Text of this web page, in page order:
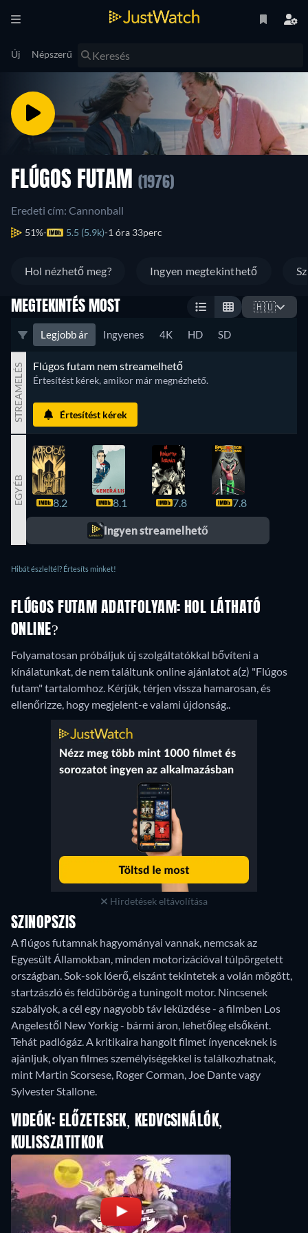
Új Népszerű
FLÚGOS FUTAM (1976)
Eredeti cím: Cannonball
51% 5.5 (5.9k) 1 óra 33perc
Hol nézhető meg? Ingyen megtekinthető
MEGTEKINTÉS MOST 🇭🇺
Legjobb ár Ingyenes 4K HD SD
STREAMELÉS Flúgos futam nem streamelhető
Értesítést kérek, amikor már megnézhető.
Értesítést kérek
EGYÉB 8.2 8.1 7.8 7.8
Ingyen streamelhető
Hibát észleltél? Értesíts minket!
FLÚGOS FUTAM ADATFOLYAM: HOL LÁTHATÓ
ONLINE?
Folyamatosan próbáljuk új szolgáltatókkal bővíteni a
kínálatunkat, de nem találtunk online ajánlatot a(z) "Flúgos
futam" tartalomhoz. Kérjük, térjen vissza hamarosan, és
ellenőrizze, hogy megjelent-e valami újdonság..
Hirdetések eltávolítása
SZINOPSZIS
A flúgos futamnak hagyományai vannak, nemcsak az
Egyesült Államokban, minden motorizációval túlpörgetett
országban. Sok-sok lóerő, elszánt tekintetek a volán mögött,
startzászló és feldübörög a tuningolt motor. Nincsenek
szabályok, a cél egy nagyobb táv leküzdése - a filmben Los
Angelestől New Yorkig - bármi áron, lehetőleg elsőként.
Tehát padlógáz. A kritikaira hangolt filmet ínyenceknek is
ajánljuk, olyan filmes személyiségekkel is találkozhatnak,
mint Martin Scorsese, Roger Corman, Joe Dante vagy
Sylvester Stallone.
VIDEÓK: ELŐZETESEK, KEDVCSINÁLÓK,
KULISSZATITKOK